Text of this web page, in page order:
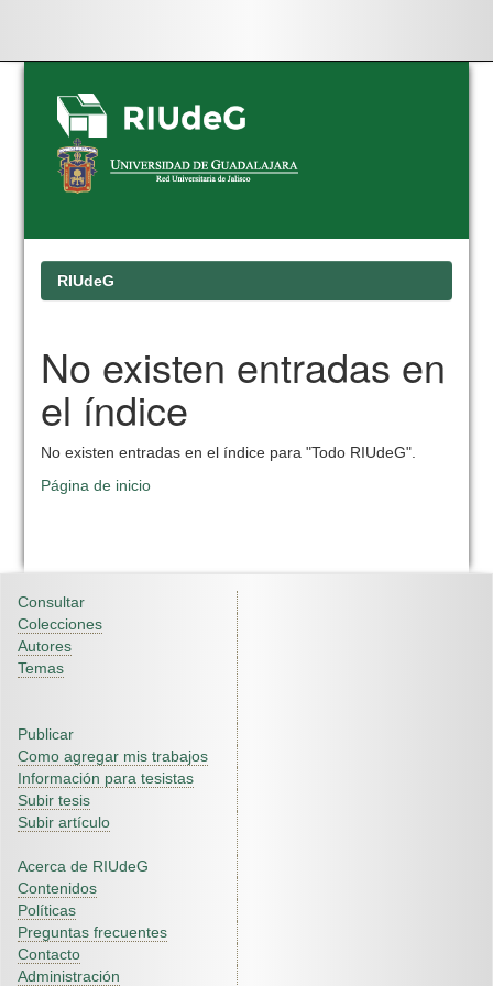
Skip
navigation
RIUdeG
No existen entradas en
el índice
No existen entradas en el índice para "Todo RIUdeG".
Página de inicio
Consultar
Colecciones
Autores
Temas
Publicar
Como agregar mis trabajos
Información para tesistas
Subir tesis
Subir artículo
Acerca de RIUdeG
Contenidos
Políticas
Preguntas frecuentes
Contacto
Administración